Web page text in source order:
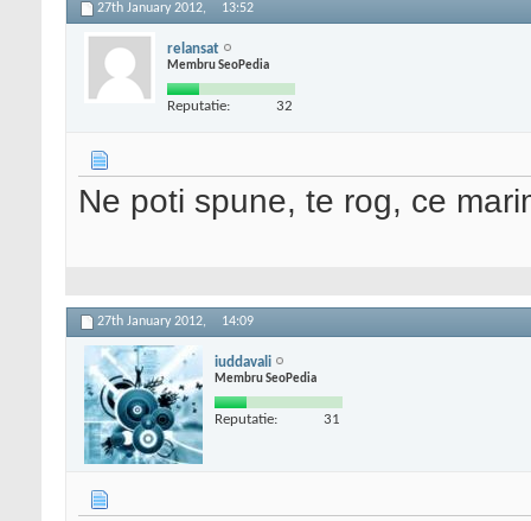
27th January 2012, 13:52
relansat
Membru SeoPedia
Reputatie: 32
Ne poti spune, te rog, ce
27th January 2012, 14:09
iuddavali
Membru SeoPedia
Reputatie: 31